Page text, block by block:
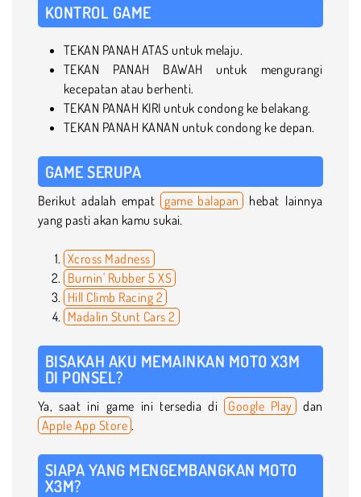
KONTROL GAME
TEKAN PANAH ATAS untuk melaju.
TEKAN PANAH BAWAH untuk mengurangi
kecepatan atau berhenti.
TEKAN PANAH KIRI untuk condong ke belakang.
TEKAN PANAH KANAN untuk condong ke depan.
GAME SERUPA
Berikut adalah empat game balapan hebat lainnya
yang pasti akan kamu sukai.
Xcross Madness
Burnin' Rubber 5 XS
Hill Climb Racing 2
Madalin Stunt Cars 2
BISAKAH AKU MEMAINKAN MOTO X3M
DI PONSEL?
Ya, saat ini game ini tersedia di Google Play dan
Apple App Store .
SIAPA YANG MENGEMBANGKAN MOTO
X3M?